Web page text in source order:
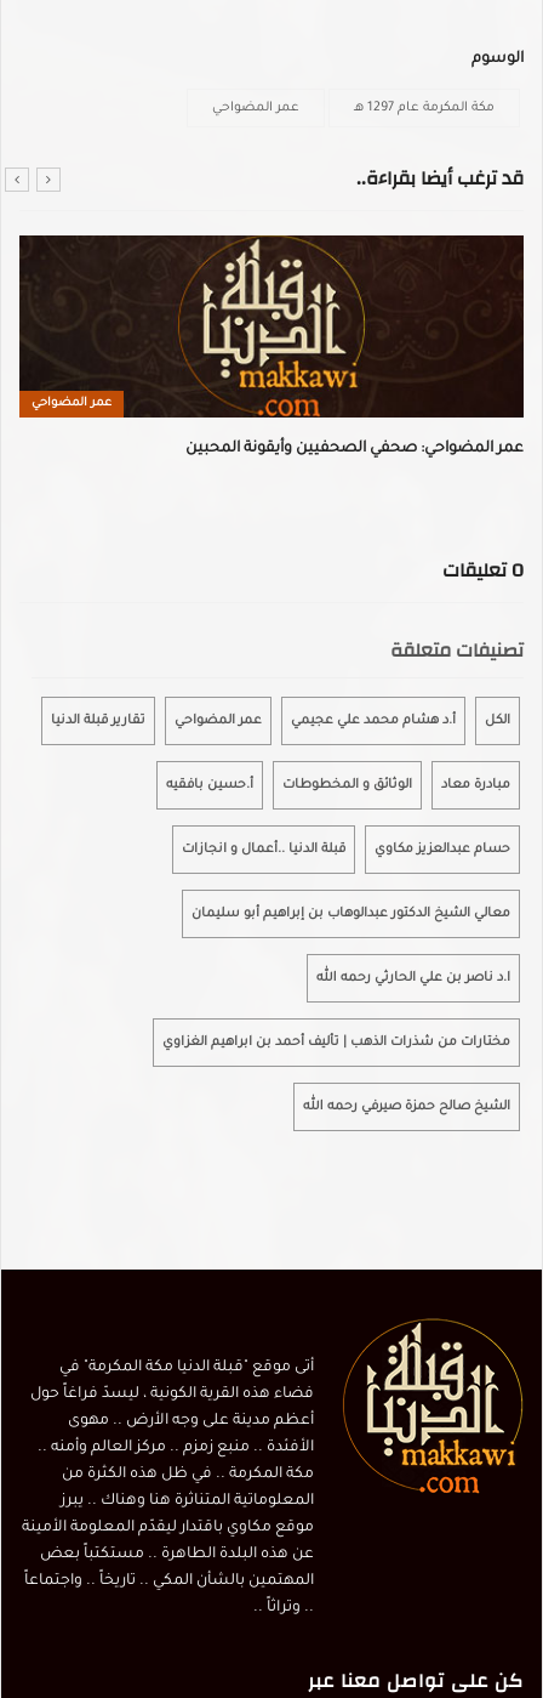
الوسوم
مكة المكرمة عام 1297 هـ عمر المضواحي
قد ترغب أيضا بقراءة..
عمر المضواحي
عمر المضواحي: صحفي الصحفيين وأيقونة المحبين
0تعليقات
تصنيفات متعلقة
الكل أ.د هشام محمد علي عجيمي عمر المضواحي تقارير قبلة الدنيا
مبادرة معاد الوثائق و المخطوطات أ.حسين بافقيه
حسام عبدالعزيز مكاوي قبلة الدنيا ..أعمال و انجازات
معالي الشيخ الدكتور عبدالوهاب بن إبراهيم أبو سليمان
ا.د ناصر بن علي الحارثي رحمه الله
مختارات من شذرات الذهب | تأليف أحمد بن ابراهيم الغزاوي
الشيخ صالح حمزة صيرفي رحمه الله
أتى موقع "قبلة الدنيا مكة المكرمة" في
فضاء هذه القرية الكونية ، ليسدّ فراغاً حول
أعظم مدينة على وجه الأرض .. مهوى
الأفئدة .. منبع زمزم .. مركز العالم وأمنه ..
مكة المكرمة .. في ظل هذه الكثرة من
المعلوماتية المتناثرة هنا وهناك .. يبرز
موقع مكاوي باقتدار ليقدّم المعلومة الأمينة
عن هذه البلدة الطاهرة .. مستكتباً بعض
المهتمين بالشأن المكي .. تاريخاً .. واجتماعاً
.. وتراثاً ..
كن على تواصل معنا عبر